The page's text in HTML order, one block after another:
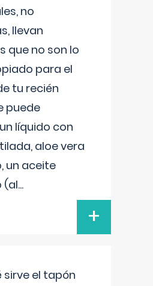
no
llevan
que no son lo
para el
tu recién
puede
líquido con
aloe vera
un aceite
(al...
+
sirve el tapón